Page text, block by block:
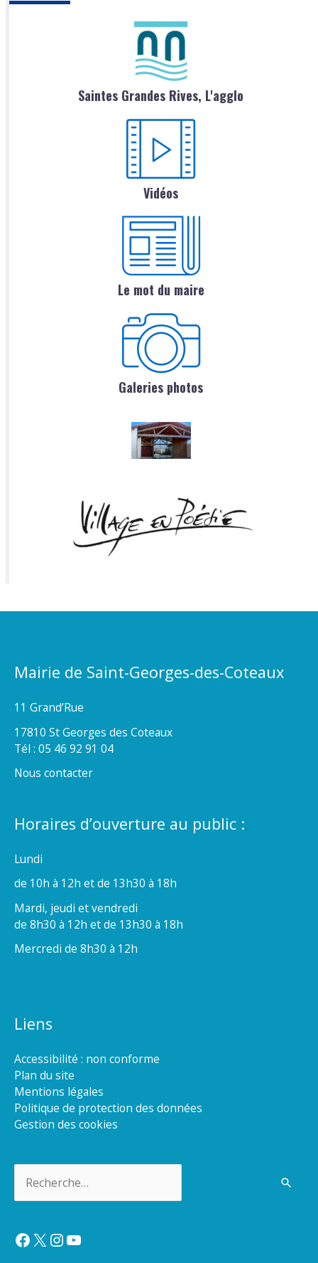
Saintes Grandes Rives, L'agglo
Vidéos
Le mot du maire
Galeries photos
Mairie de Saint-Georges-des-Coteaux
11 Grand’Rue
17810 St Georges des Coteaux
Tél : 05 46 92 91 04
Nous contacter
Horaires d’ouverture au public :
Lundi
de 10h à 12h et de 13h30 à 18h
Mardi, jeudi et vendredi
de 8h30 à 12h et de 13h30 à 18h
Mercredi de 8h30 à 12h
Liens
Accessibilité : non conforme
Plan du site
Mentions légales
Politique de protection des données
Gestion des cookies
Facebook
X Instagram
YouTube